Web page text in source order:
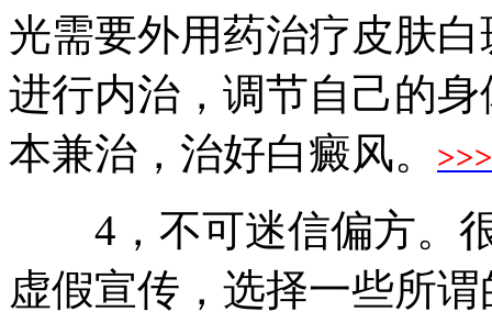
光需要外用药治疗皮肤
进行内治，调节自己的
本兼治，治好白癜风。
4，不可迷信偏方。很
虚假宣传，选择一些所